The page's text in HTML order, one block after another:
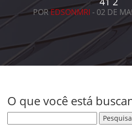
POREDSONMRI - 02 DE
O que você está